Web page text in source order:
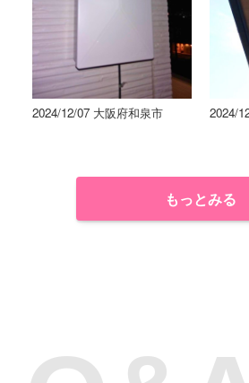
2024/12/07 大阪府和泉市 2024/
もっとみる